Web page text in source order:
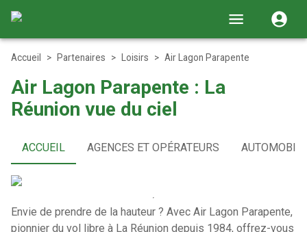
Accueil > Partenaires > Loisirs > Air Lagon Parapente
Air Lagon Parapente : La
Réunion vue du ciel
ACCUEIL AGENCES ET OPÉRATEURS
Envie de prendre de la hauteur ? Avec Air Lagon Parapente,
pionnier du vol libre à La Réunion depuis 1984, offrez-vous